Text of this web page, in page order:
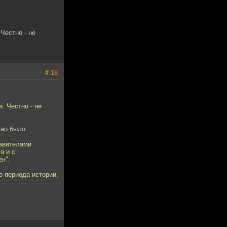
- не
# 18
Честно - не
было:
и с
истории,